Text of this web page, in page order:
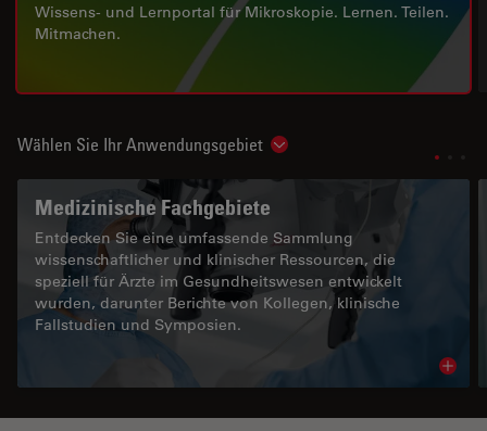
Wissens- und Lernportal für Mikroskopie. Lernen. Teilen.
Mitmachen.
Wählen Sie Ihr Anwendungsgebiet Show subnavigation
Medizinische Fachgebiete
Entdecken Sie eine umfassende Sammlung
wissenschaftlicher und klinischer Ressourcen, die
speziell für Ärzte im Gesundheitswesen entwickelt
wurden, darunter Berichte von Kollegen, klinische
Fallstudien und Symposien.